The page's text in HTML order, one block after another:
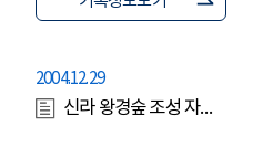
2004.12.29
신라 왕경숲 조성 자문회의